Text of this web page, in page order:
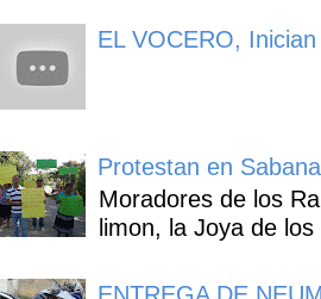
EL VOCERO,
Protestan en
Moradores de los
limon, la Joya de